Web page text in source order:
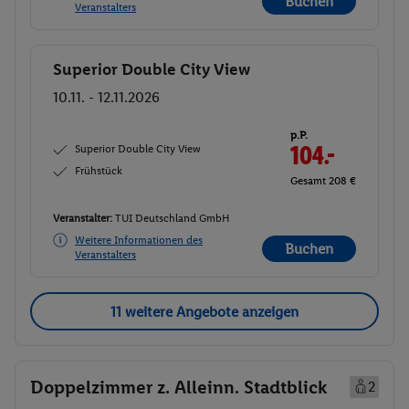
Veranstalters
Buchen
Superior Double City View
10.11. - 12.11.2026
Superior Double City View
Frühstück
p.P.
104.-
Gesamt 208 €
Veranstalter: TUI Deutschland GmbH
Weitere Informationen des
Veranstalters
Buchen
11 weitere Angebote anzeigen
Doppelzimmer z. Alleinn. Stadtblick
2